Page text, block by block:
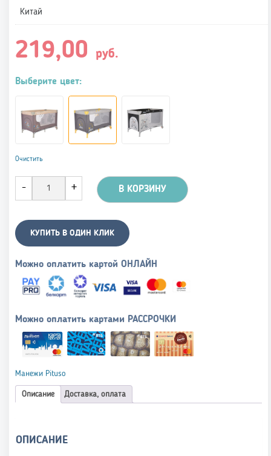
Китай
219,00 руб.
Выберите цвет:
Очистить
В КОРЗИНУ
КУПИТЬ В ОДИН КЛИК
Можно оплатить картой ОНЛАЙН
Можно оплатить картами РАССРОЧКИ
Манежи Pituso
Описание Доставка, оплата
ОПИСАНИЕ